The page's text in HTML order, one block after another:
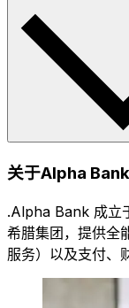
关于Alpha
.Alpha Bank 成立
希腊集团，提供全
服务）以及支付、